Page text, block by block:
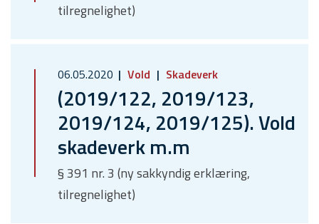
tilregnelighet)
06.05.2020 Vold Skadeverk
(2019/122, 2019/123,
2019/124, 2019/125). Vold
skadeverk m.m
§ 391 nr. 3 (ny sakkyndig erklæring,
tilregnelighet)